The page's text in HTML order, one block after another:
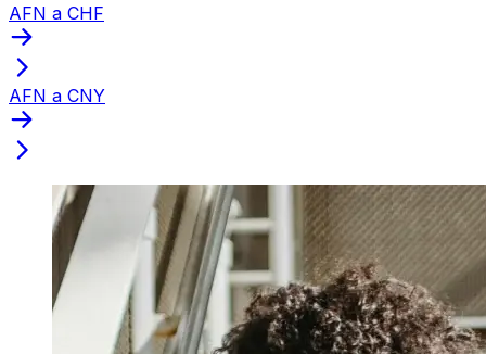
AFN a CHF
AFN a CNY